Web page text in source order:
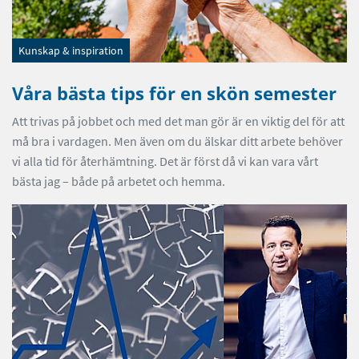
Kunskap & inspiration
Våra bästa tips för en skön semester
Att trivas på jobbet och med det man gör är en viktig del för att
må bra i vardagen. Men även om du älskar ditt arbete behöver
vi alla tid för återhämtning. Det är först då vi kan vara vårt
bästa jag – både på arbetet och hemma.